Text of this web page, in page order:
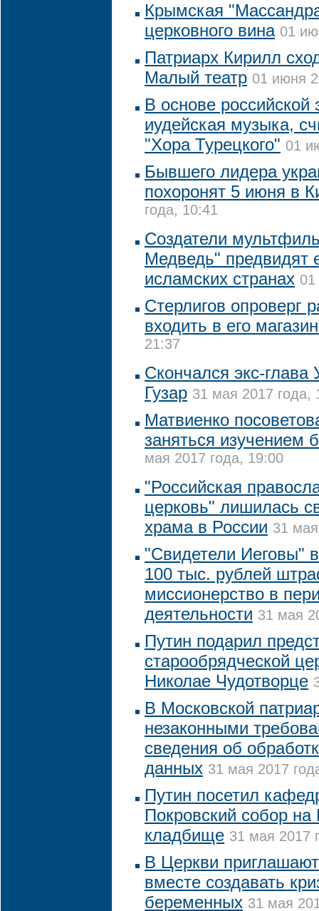
Крымская
церковного вина 01
Патриарх Кирилл
Малый театр 01 июня
В основе российской
иудейская музыка,
"Хора Турецкого" 01
Бывшего лидера
похоронят 5 июня в
года, 10:41
Создатели
Медведь" предвидят
исламских странах
Стерлигов опроверг
входить в его
21:37
Скончался экс-
Гузар 31 мая 2017 года,
Матвиенко
заняться изучением
мая 2017 года, 19:00
"Российская
церковь" лишилась
храма в России 31
"Свидетели Иеговы"
100 тыс. рублей
миссионерство в
деятельности 31 мая
Путин подарил
старообрядческой
Николае Чудотворце
В Московской
незаконными
сведения об
данных 31 мая 2017
Путин посетил
Покровский собор на
кладбище 31 мая 2017
В Церкви приглашают
вместе создавать
беременных 31 мая